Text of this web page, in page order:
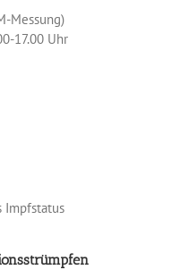
Messung)
17.00 Uhr
Impfstatus